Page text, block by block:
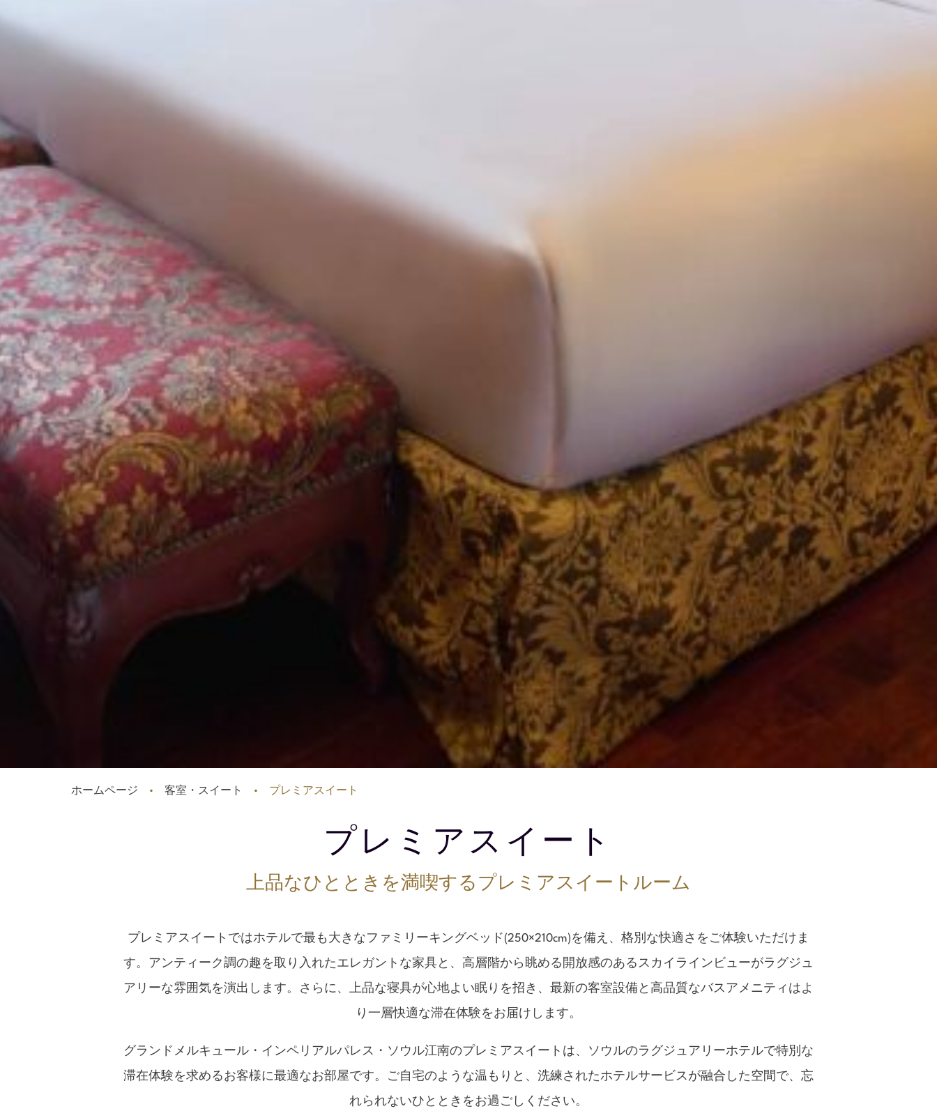
ホームページ 客室・スイート プレミアスイート
プレミアスイート
上品なひとときを満喫するプレミアスイートルーム
プレミアスイートではホテルで最も大きなファミリーキングベッド(250×210cm)を備え、格別な快適さをご体験いただけま
す。アンティーク調の趣を取り入れたエレガントな家具と、高層階から眺める開放感のあるスカイラインビューがラグジュ
アリーな雰囲気を演出します。さらに、上品な寝具が心地よい眠りを招き、最新の客室設備と高品質なバスアメニティはよ
り一層快適な滞在体験をお届けします。
グランドメルキュール・インペリアルパレス・ソウル江南のプレミアスイートは、ソウルのラグジュアリーホテルで特別な
滞在体験を求めるお客様に最適なお部屋です。ご自宅のような温もりと、洗練されたホテルサービスが融合した空間で、忘
れられないひとときをお過ごしください。